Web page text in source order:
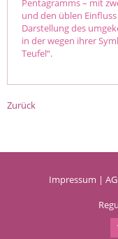
Pentagramms – mit
und den üblen
Darstellung des
in der wegen ihrer
Teufel“.
Zurück
Impressum |